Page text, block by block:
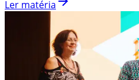
Ler matéria